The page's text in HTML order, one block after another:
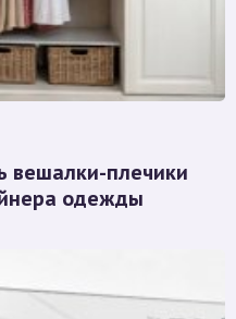
вешалки-плечики
одежды